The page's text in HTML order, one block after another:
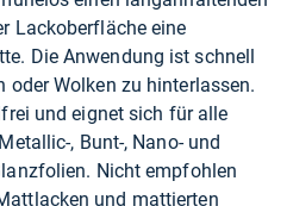
Lackoberfläche eine
Die Anwendung ist schnell
oder Wolken zu hinterlassen.
und eignet sich für alle
, Bunt-, Nano- und
Nicht empfohlen
und mattierten